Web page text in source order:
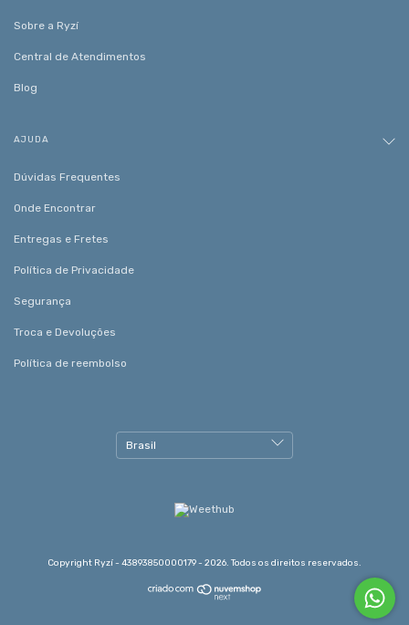
Sobre a Ryzí
Central de Atendimentos
Blog
AJUDA
Dúvidas Frequentes
Onde Encontrar
Entregas e Fretes
Política de Privacidade
Segurança
Troca e Devoluções
Política de reembolso
Copyright Ryzí - 43893850000179 - 2026. Todos os direitos reservados.